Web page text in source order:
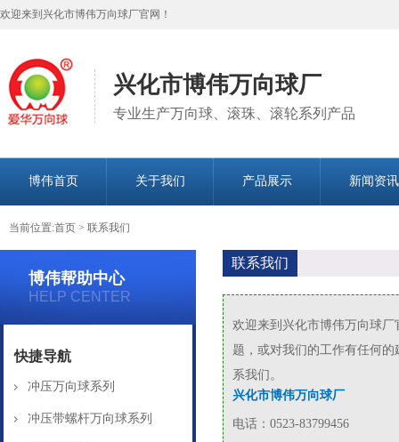
欢迎来到兴化市博伟万向球厂官网！
兴化市博伟万向球厂
专业生产万向球、滚珠、滚轮系列产品
博伟首页 关于我们 产品展示 新闻资讯
当前位置:首页 > 联系我们
博伟帮助中心
HELP CENTER
快捷导航
冲压万向球系列
冲压带螺杆万向球系列
联系我们
欢迎来到兴化市博伟万向球
题，或对我们的工作有任何
系我们。
兴化市博伟万向球厂
电话：0523-83799456